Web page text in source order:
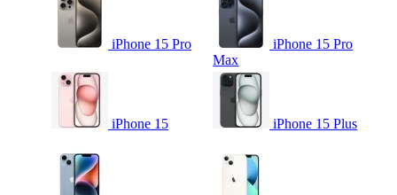
iPhone 15 Pro
iPhone 15 Pro
Max
iPhone 15 iPhone 15 Plus